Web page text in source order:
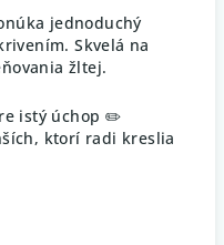
jednoduchý
Skvelá na
žltej.
istý úchop ✏️
ktorí radi kreslia